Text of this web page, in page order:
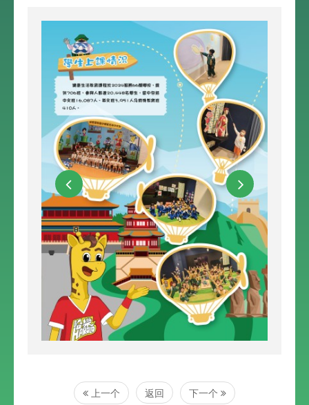
上一个 返回 下一个